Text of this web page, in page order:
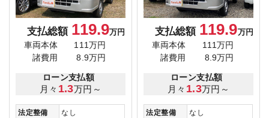
支払総額 119.9万円
車両本体
111万円
諸費用
8.9万円
ローン支払額
月々 1.3万円～
法定整備
なし
支払総額 119.9万円
車両本体
111万円
諸費用
8.9万円
ローン支払額
月々 1.3万円～
法定整備
なし